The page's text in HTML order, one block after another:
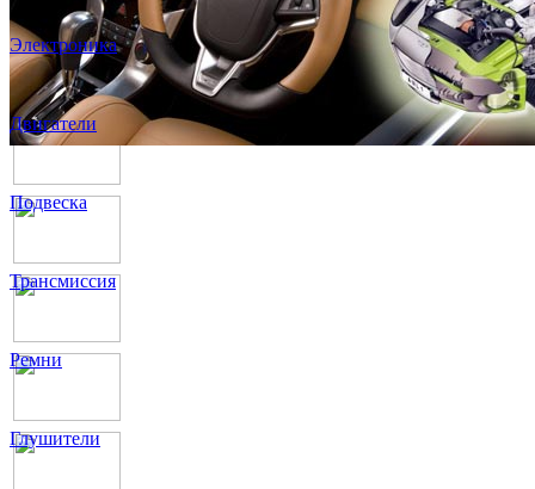
Электроника
Двигатели
Подвеска
Трансмиссия
Ремни
Глушители